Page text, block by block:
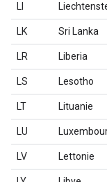
LI
LK Sri Lanka
LR Liberia
LS Lesotho
LT Lituanie
LU
LV Lettonie